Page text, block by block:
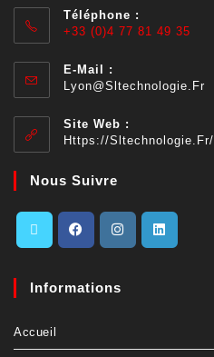
Téléphone :
+33 (0)4 77 81 49 35
E-Mail :
Lyon@sltechnologie.fr
Site Web :
Https://sltechnologie.fr/
Nous Suivre
Informations
Accueil